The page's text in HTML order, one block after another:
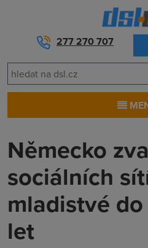
277 270 707
Německo
sociálních
mladistvé
let